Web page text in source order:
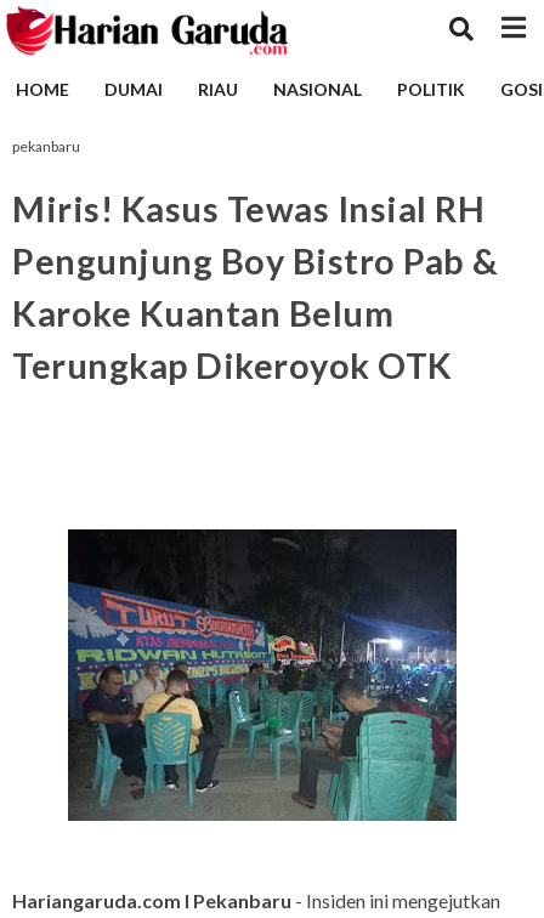
HOME DUMAI RIAU NASIONAL POLITIK
pekanbaru
Miris! Kasus Tewas Insial RH
Pengunjung Boy Bistro Pab &
Karoke Kuantan Belum
Terungkap Dikeroyok OTK
Hariangaruda.com I Pekanbaru - Insiden ini mengejutkan